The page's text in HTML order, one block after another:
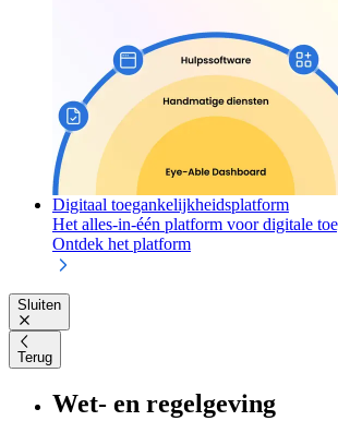
Digitaal toegankelijkheidsplatform
Het alles-in-één platform voor digitale
Ontdek het platform
Sluiten
Terug
Wet- en regelgeving